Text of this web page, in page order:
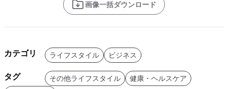
画像一括ダウンロード
カテゴリ ライフスタイル ビジネス
タグ その他ライフスタイル
健康・ヘルスケア